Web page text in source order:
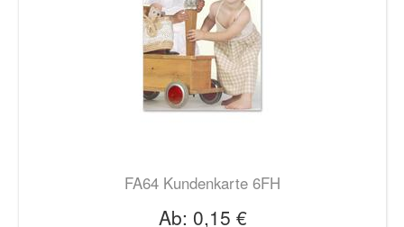
FA64 Kundenkarte 6FH
Ab: 0,15 €